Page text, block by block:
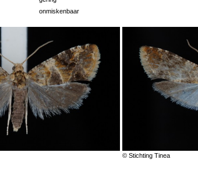
onmiskenbaar
© Stichting Tinea